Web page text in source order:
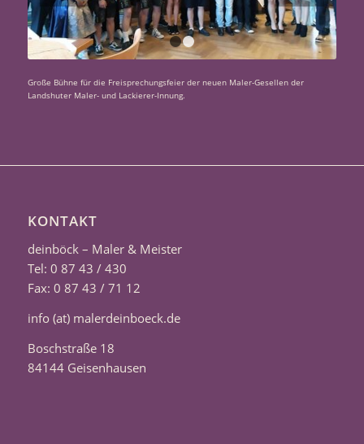
1
Große Bühne für die Freisprechungsfeier der neuen Maler-Gesellen der
Landshuter Maler- und Lackierer-Innung.
KONTAKT
deinböck – Maler & Meister
Tel: 0 87 43 / 430
Fax: 0 87 43 / 71 12
info (at) malerdeinboeck.de
Boschstraße 18
84144 Geisenhausen